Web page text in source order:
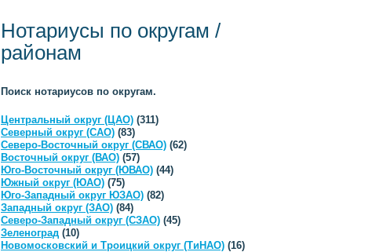
Нотариусы по округам /
районам
Поиск нотариусов по округам.
Центральный округ (ЦАО) (311)
Северный округ (САО) (83)
Северо-Восточный округ (СВАО) (62)
Восточный округ (ВАО) (57)
Юго-Восточный округ (ЮВАО) (44)
Южный округ (ЮАО) (75)
Юго-Западный округ ЮЗАО) (82)
Западный округ (ЗАО) (84)
Северо-Западный округ (СЗАО) (45)
Зеленоград (10)
Новомосковский и Троицкий округ (ТиНАО) (16)